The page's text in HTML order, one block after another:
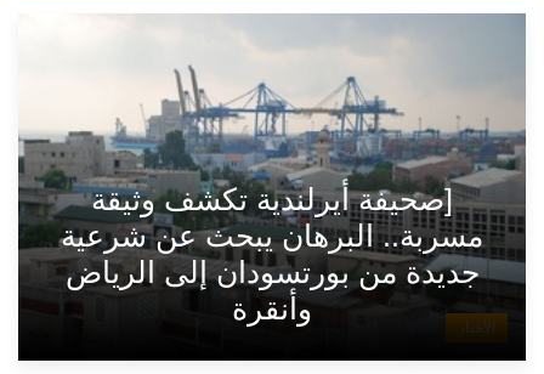
الأخبار
[صحيفة أيرلندية تكشف وثيقة
مسربة.. البرهان يبحث عن شرعية
جديدة من بورتسودان إلى الرياض
وأنقرة